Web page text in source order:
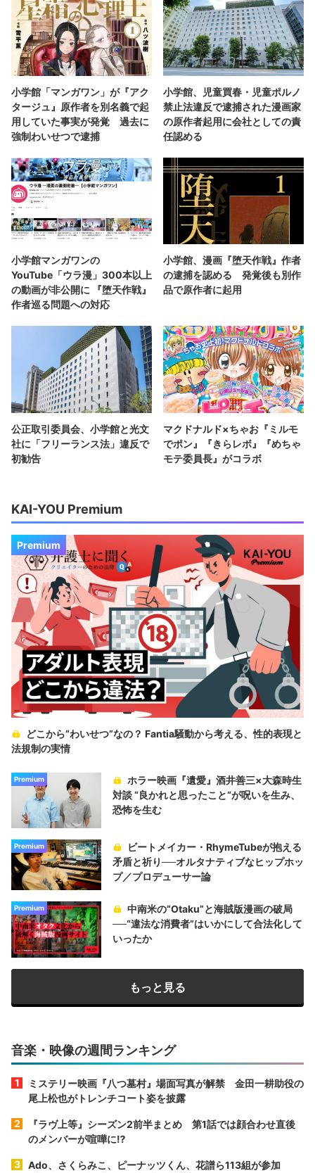
小学館「マンガワン」が『アク
タージュ』原作者を別名義で起
用していた事実が発覚 過去に
強制わいせつで逮捕
小学館、児童買春・児童ポルノ
禁止法違反で逮捕された漫画家
の原作者起用に会社としての責
任認める
小学館マンガワンの
YouTube「ウラ漫」300本以上
の動画が非公開に 『堕天作戦』
作者巡る問題への対応
小学館、漫画『堕天作戦』作者
の逮捕を認める 発覚後も別作
品で原作者に起用
公正取引委員会、小学館と光文
社に「フリーランス法」違反で
初勧告
マクドナルド×ちゃお『ミルモ
でポン』『きらレボ』『めちゃ
モテ委員長』がコラボ
KAI-YOU Premium
Premium
どこから“わいせつ”なの？ Fantia騒動から考える、性的表現と
法規制の実情
Premium
ホラー映画『遺愛』酒井善三×大森時生
対談 “良かれと思ったこと“が呪いを生み、
恐怖を生む
Premium
ビートメイカー・RhymeTubeが抱える
矛盾と祈り──オルタナティブなヒップホッ
プ／プロデューサー論
Premium
中南米の“Otaku”と海賊版漫画の破局
──“違法な消費者”はいかにして合法化して
いったか
もっと見る
音楽・映像の週間ランキング
ミステリー映画『八つ墓村』場面写真が解禁 金田一耕助役の
尾上松也がトレンチコート姿を披露
『ラヴ上等』シーズン2前半まとめ 第1話では顔合わせ直後
のメンバーが喧嘩に⁉︎
Ado、さくらみこ、ピーナッツくん、花譜ら113組が参加